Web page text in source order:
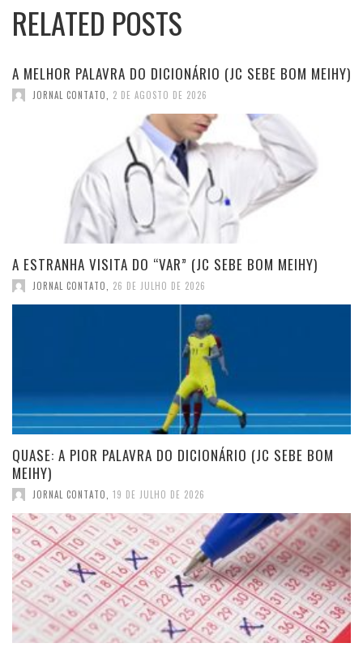
RELATED POSTS
A MELHOR PALAVRA DO DICIONÁRIO (JC SEBE BOM MEIHY)
JORNAL CONTATO, 2 DE AGOSTO DE 2026
A ESTRANHA VISITA DO “VAR” (JC SEBE BOM MEIHY)
JORNAL CONTATO 26 DE JULHO DE 2026
QUASE: A PIOR PALAVRA DO DICIONÁRIO (JC SEBE BOM
MEIHY)
JORNAL CONTATO 19 DE JULHO DE 2026